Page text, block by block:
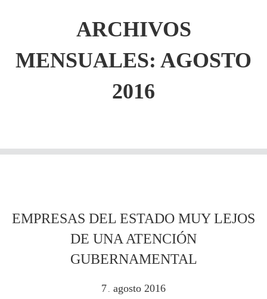
ARCHIVOS
MENSUALES: AGOSTO
2016
EMPRESAS DEL ESTADO MUY LEJOS
DE UNA ATENCIÓN
GUBERNAMENTAL
7 . agosto 2016